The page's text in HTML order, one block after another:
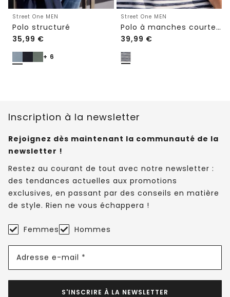
Street One MEN
Polo structuré
35,99 €
+ 6
Street One MEN
Polo à manches courtes en structure piquée
39,99 €
Inscription à la newsletter
Rejoignez dès maintenant la communauté de la
newsletter !
Restez au courant de tout avec notre newsletter :
des tendances actuelles aux promotions
exclusives, en passant par des conseils en matière
de style. Rien ne vous échappera !
Femmes Hommes
Adresse e-mail *
S'INSCRIRE À LA NEWSLETTER